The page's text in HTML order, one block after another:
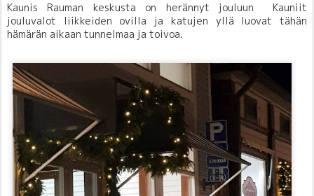
Kaunis Rauman keskusta on herännyt jouluun Kauniit
jouluvalot liikkeiden ovilla ja katujen yllä luovat tähän
hämärän aikaan tunnelmaa ja toivoa.